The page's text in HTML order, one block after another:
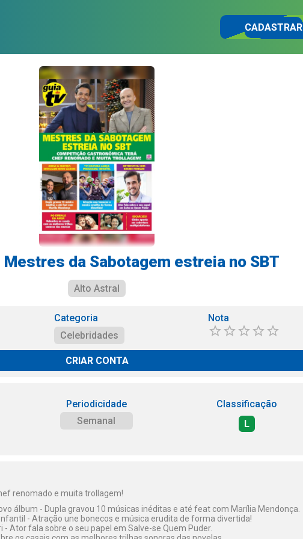
CADASTRAR
Mestres da Sabotagem estreia no SBT
Alto Astral
Categoria
Celebridades
Nota
CRIAR CONTA
Periodicidade
Semanal
Classificação
L
renomado e muita trollagem!
álbum - Dupla gravou 10 músicas inéditas e até feat com Marília Mendonça.
- Atração une bonecos e música erudita de forma divertida!
- Ator fala sobre o seu papel em Salve-se Quem Puder.